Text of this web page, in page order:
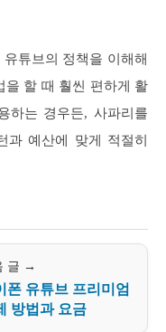
튜브의 정책을 이해해
을 할 때 훨씬 편하게 활
하는 경우든, 사파리를
과 예산에 맞게 적절히
글 →
폰 유튜브 프리미엄
방법과 요금